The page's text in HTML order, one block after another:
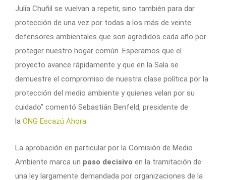
Julia Chuñil se vuelvan a repetir, sino también para dar
protección de una vez por todas a los más de veinte
defensores ambientales que son agredidos cada año por
proteger nuestro hogar común. Esperamos que el
proyecto avance rápidamente y que en la Sala se
demuestre el compromiso de nuestra clase política por la
protección del medio ambiente y quienes velan por su
cuidado” comentó Sebastián Benfeld, presidente de
la ONG Escazú Ahora.
La aprobación en particular por la Comisión de Medio
Ambiente marca un paso decisivo en la tramitación de
una ley largamente demandada por organizaciones de la